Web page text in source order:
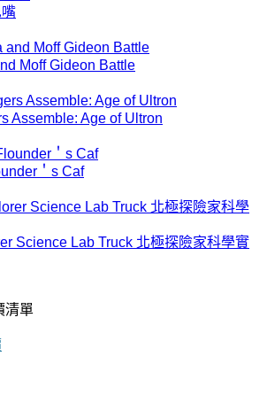
Moff Gideon Battle
Assemble: Age of Ultron
＇s Caf
Science Lab Truck 北極探險家科學實
清單